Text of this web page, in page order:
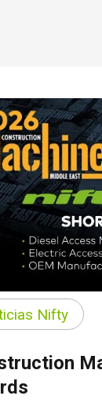
Nifty
de América